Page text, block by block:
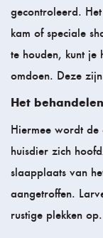
gecontroleerd.
kam of speciale
te houden, kunt je
omdoen. Deze
Het
Hiermee wordt
huisdier zich
slaapplaats van
aangetroffen.
rustige plekken op.